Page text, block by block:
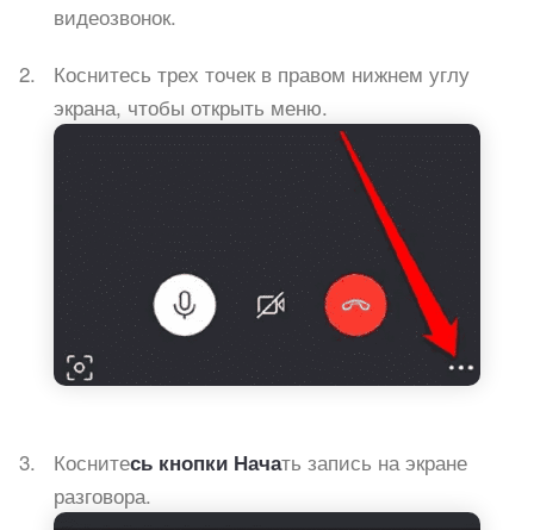
видеозвонок.
Коснитесь трех точек в правом нижнем углу
экрана, чтобы открыть меню.
Коснитесь кнопки Начать запись на экране
разговора.